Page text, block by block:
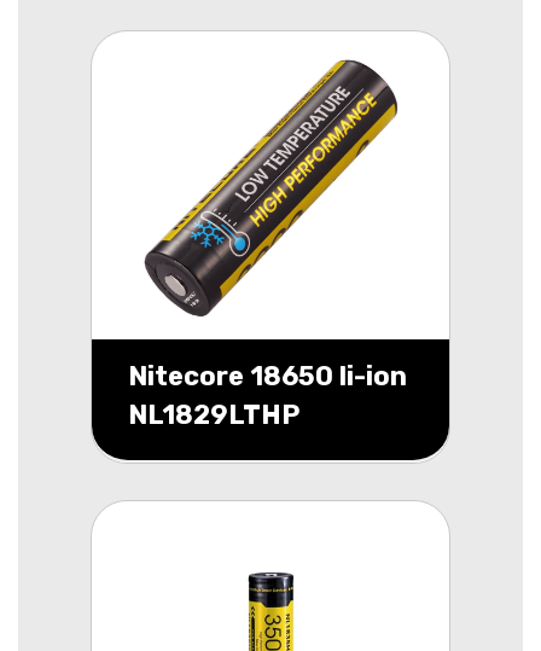
Nitecore 18650 li-ion
NL1829LTHP
2900mAh blister 1
low tempe